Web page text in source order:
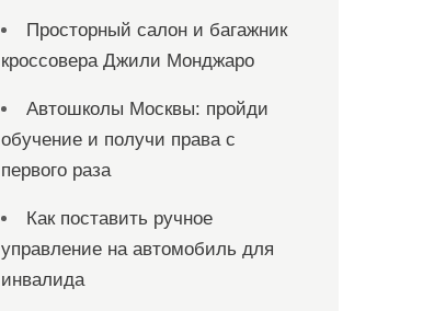
Просторный салон и багажник
кроссовера Джили Монджаро
Автошколы Москвы: пройди
обучение и получи права с
первого раза
Как поставить ручное
управление на автомобиль для
инвалида